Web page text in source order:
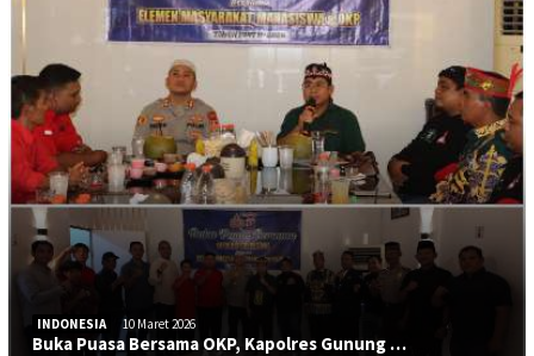
INDONESIA 10 Maret 2026
Buka Puasa Bersama OKP, Kapolres Gunung …